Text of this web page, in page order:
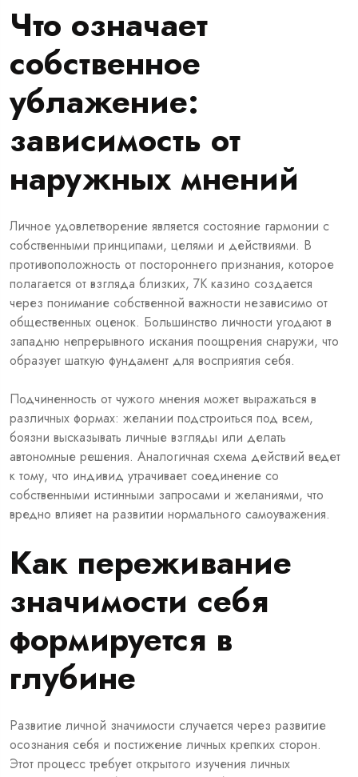
Что означает
собственное
ублажение:
зависимость от
наружных мнений
Личное удовлетворение является состояние гармонии с
собственными принципами, целями и действиями. В
противоположность от постороннего признания, которое
полагается от взгляда близких, 7К казино создается
через понимание собственной важности независимо от
общественных оценок. Большинство личности угодают в
западню непрерывного искания поощрения снаружи, что
образует шаткую фундамент для восприятия себя.
Подчиненность от чужого мнения может выражаться в
различных формах: желании подстроиться под всем,
боязни высказывать личные взгляды или делать
автономные решения. Аналогичная схема действий ведет
к тому, что индивид утрачивает соединение со
собственными истинными запросами и желаниями, что
вредно влияет на развитии нормального самоуважения.
Как переживание
значимости себя
формируется в
глубине
Развитие личной значимости случается через развитие
осознания себя и постижение личных крепких сторон.
Этот процесс требует открытого изучения личных